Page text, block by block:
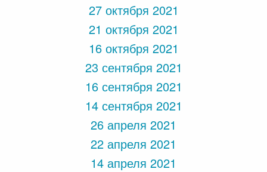
27 октября 2021
21 октября 2021
16 октября 2021
23 сентября 2021
16 сентября 2021
14 сентября 2021
26 апреля 2021
22 апреля 2021
14 апреля 2021